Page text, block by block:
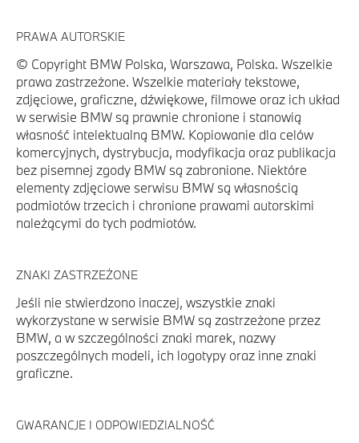
PRAWA AUTORSKIE
© Copyright BMW Polska, Warszawa, Polska. Wszelkie
prawa zastrzeżone. Wszelkie materiały tekstowe,
zdjęciowe, graficzne, dźwiękowe, filmowe oraz ich układ
w serwisie BMW są prawnie chronione i stanowią
własność intelektualną BMW. Kopiowanie dla celów
komercyjnych, dystrybucja, modyfikacja oraz publikacja
bez pisemnej zgody BMW są zabronione. Niektóre
elementy zdjęciowe serwisu BMW są własnością
podmiotów trzecich i chronione prawami autorskimi
należącymi do tych podmiotów.
ZNAKI ZASTRZEŻONE
Jeśli nie stwierdzono inaczej, wszystkie znaki
wykorzystane w serwisie BMW są zastrzeżone przez
BMW, a w szczególności znaki marek, nazwy
poszczególnych modeli, ich logotypy oraz inne znaki
graficzne.
GWARANCJE I ODPOWIEDZIALNOŚĆ